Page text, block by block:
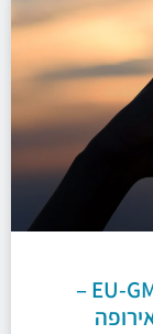
גרין פילדס עומדת לקבל תקן EU-GMP –